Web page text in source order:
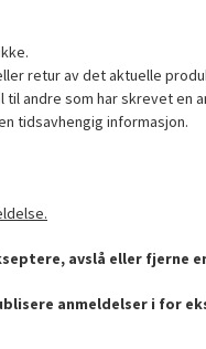
retur av det aktuelle
andre som har skrevet en
tidsavhengig informasjon.
avslå eller fjerne
anmeldelser i for